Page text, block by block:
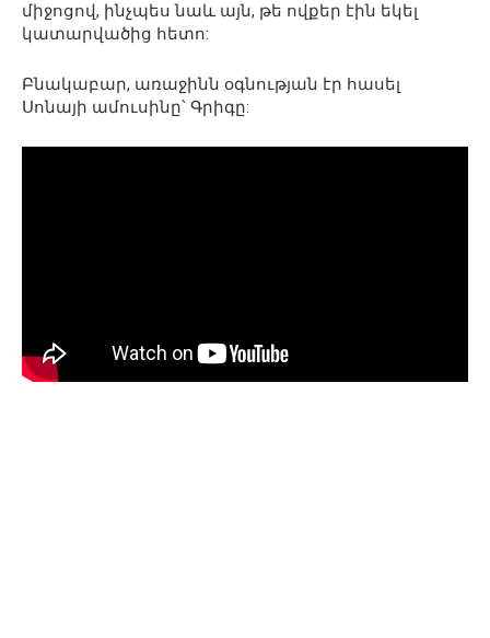
միջոցով, ինչպես նաև այն, թե ովքեր էին եկել
կատարվածից հետո:
Բնակաբար, առաջինն օգնության էր հասել
Սոնայի ամուսինը՝ Գրիգը: